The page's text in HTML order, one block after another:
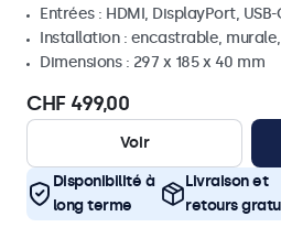
Entrées : HDMI, DisplayPort, USB-
Installation : encastrable,
Dimensions : 297 x 185 x 40 mm
CHF 499,00
Voir
Disponibilité à
long terme
Livraison et
retours